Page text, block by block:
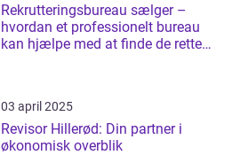
Rekrutteringsbureau sælger –
hvordan et professionelt bureau
kan hjælpe med at finde de rette
03 april 2025
Revisor Hillerød: Din partner i
økonomisk overblik